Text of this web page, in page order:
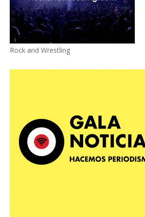
Rock and Wrestling